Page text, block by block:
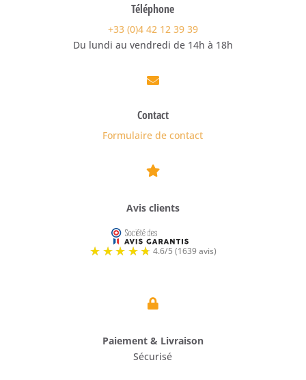
Téléphone
+33 (0)4 42 12 39 39
Du lundi au vendredi de 14h à 18h

Contact
Formulaire de contact

Avis clients

Paiement & Livraison
Sécurisé